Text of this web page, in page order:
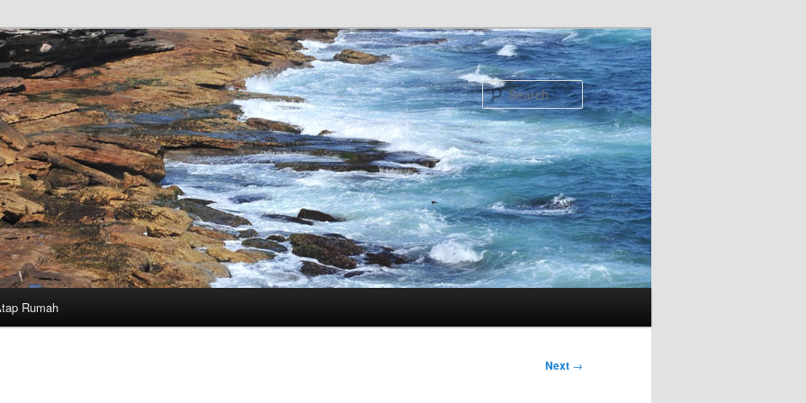
Search
Rumah
Next →